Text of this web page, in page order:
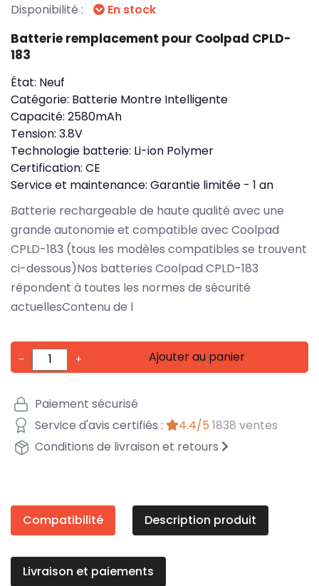
Disponibilité : En stock
Batterie remplacement pour Coolpad CPLD-
183
État: Neuf
Catégorie: Batterie Montre Intelligente
Capacité: 2580mAh
Tension: 3.8V
Technologie batterie: Li-ion Polymer
Certification: CE
Service et maintenance: Garantie limitée - 1 an
Batterie rechargeable de haute qualité avec une
grande autonomie et compatible avec Coolpad
CPLD-183 (tous les modèles compatibles se trouvent
ci-dessous)Nos batteries Coolpad CPLD-183
répondent à toutes les normes de sécurité
actuellesContenu de l
- + Ajouter au panier
Paiement sécurisé
Service d'avis certifiés :
4.4/5 1838 ventes
Conditions de livraison et retours
Compatibilité Description produit
Livraison et paiements